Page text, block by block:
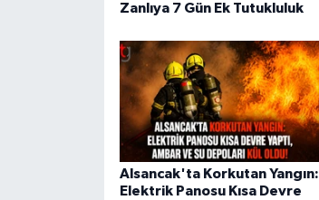
Zanlıya 7 Gün Ek Tutukluluk
Alsancak'ta Korkutan Yangın:
Elektrik Panosu Kısa Devre